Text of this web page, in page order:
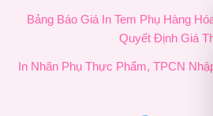
Bảng Báo Giá In Tem Phụ Hàng
Quyết Định Giá
In Nhãn Phụ Thực Phẩm, TPCN